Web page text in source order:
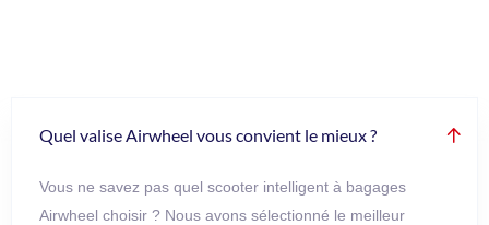
Quel valise Airwheel vous convient le mieux ?
Vous ne savez pas quel scooter intelligent à bagages
Airwheel choisir ? Nous avons sélectionné le meilleur